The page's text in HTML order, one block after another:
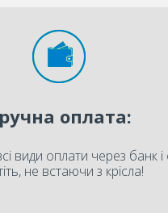
оплата:
види оплати через банк
не встаючи з крісла!